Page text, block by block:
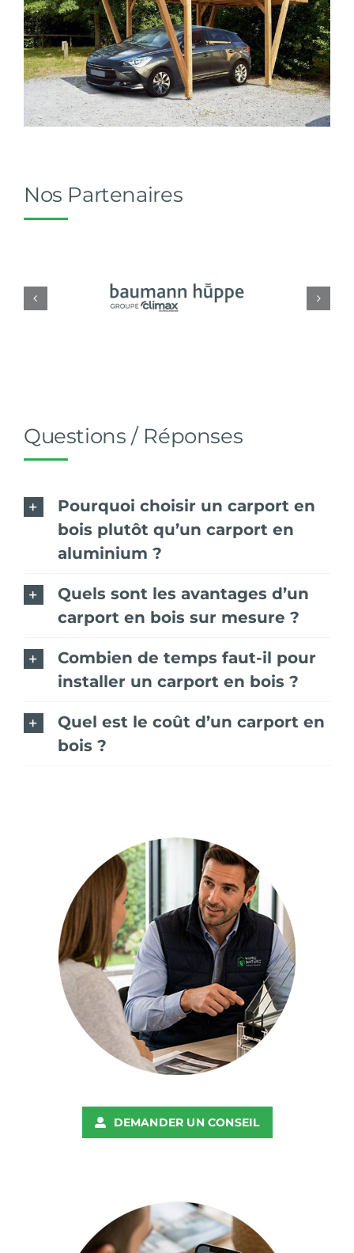
Nos Partenaires
Questions / Réponses
Pourquoi choisir un carport en
bois plutôt qu’un carport en
aluminium ?
Quels sont les avantages d’un
carport en bois sur mesure ?
Combien de temps faut-il pour
installer un carport en bois ?
Quel est le coût d’un carport en
bois ?
DEMANDER UN CONSEIL